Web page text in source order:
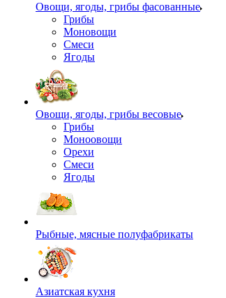
Овощи, ягоды, грибы фасованные
Грибы
Моновощи
Смеси
Ягоды
Овощи, ягоды, грибы весовые
Грибы
Моноовощи
Орехи
Смеси
Ягоды
Рыбные, мясные полуфабрикаты
Азиатская кухня